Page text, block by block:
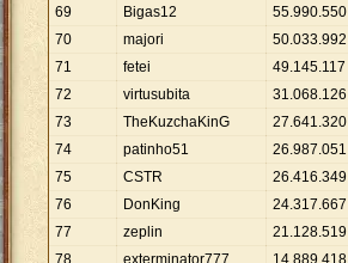
69
Bigas12 55.990.550
70
majori 50.033.992
71
fetei 49.145.117
72
virtusubita 31.068.126
73
TheKuzchaKinG 27.641.320
74
patinho51 26.987.051
75
CSTR 26.416.349
76
DonKing 24.317.667
77
zeplin 21.128.519